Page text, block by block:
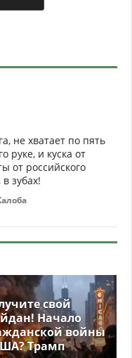
не хватает по пять
руке, и куска от
от российского
зубах!
свой
Начало
войны
Трамп